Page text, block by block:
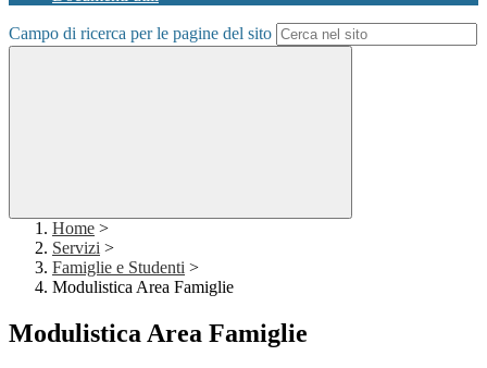
Campo di ricerca per le pagine del sito
Home >
Servizi >
Famiglie e Studenti >
Modulistica Area Famiglie
Modulistica Area Famiglie